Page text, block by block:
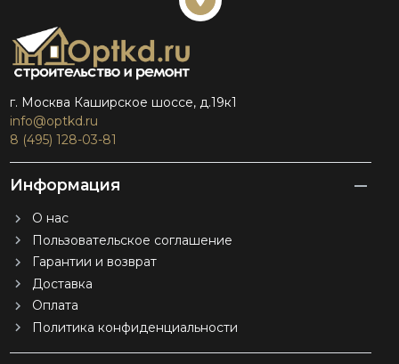
г. Москва Каширское шоссе, д.19к1
info@optkd.ru
8 (495) 128-03-81
Информация
О нас
Пользовательское соглашение
Гарантии и возврат
Доставка
Оплата
Политика конфиденциальности